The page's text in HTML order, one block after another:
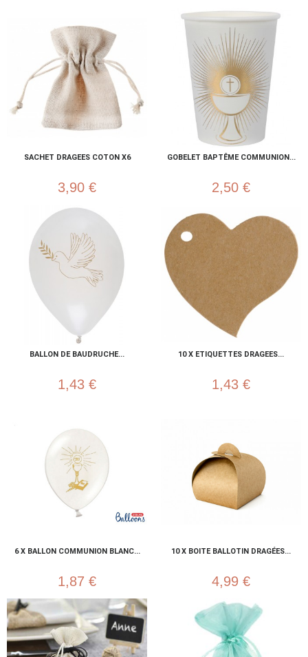
SACHET DRAGEES COTON X6
3,90 €
GOBELET BAPTÊME COMMUNION...
2,50 €
BALLON DE BAUDRUCHE...
1,43 €
10 X ETIQUETTES DRAGEES...
1,43 €
6 X BALLON COMMUNION BLANC...
1,87 €
10 X BOITE BALLOTIN DRAGÉES...
4,99 €